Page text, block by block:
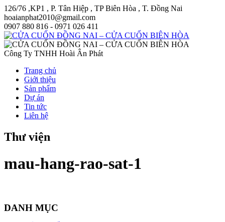
126/76 ,KP1 , P. Tân Hiệp , TP Biên Hòa , T. Đồng Nai
hoaianphat2010@gmail.com
0907 880 816 - 0971 026 411
Công Ty TNHH Hoài Ân Phát
Trang chủ
Giới thiệu
Sản phẩm
Dự án
Tin tức
Liên hệ
Thư viện
mau-hang-rao-sat-1
DANH MỤC